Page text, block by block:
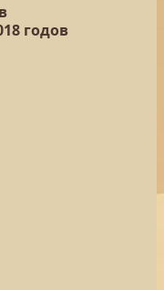
годов